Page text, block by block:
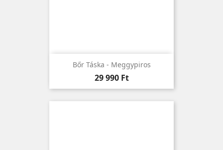
Bőr Táska - Meggypiros
Ár
29 990 Ft